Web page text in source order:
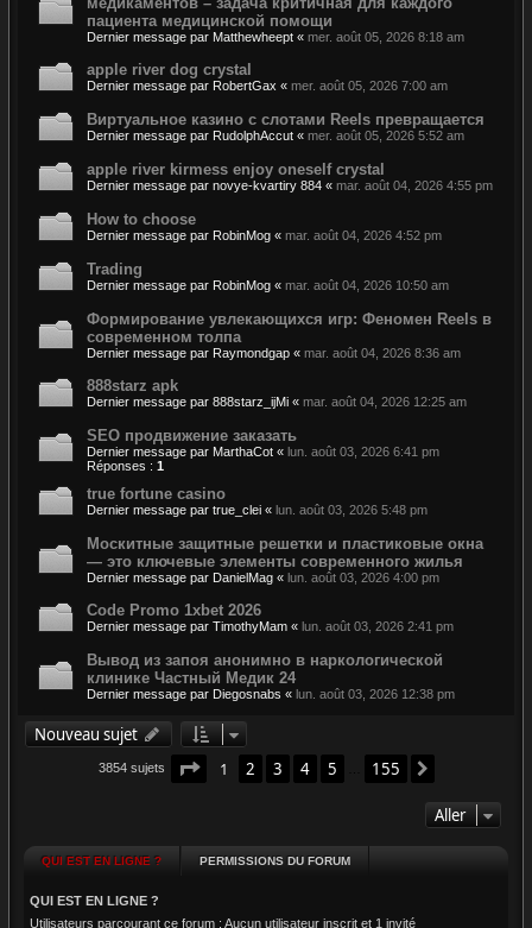
пациента медицинской помощи
Dernier message par Matthewheept « mer. août 05, 2026 8:18 am
apple river dog crystal
Dernier message par RobertGax « mer. août 05, 2026 7:00 am
Виртуальное казино с слотами Reels превращается
Dernier message par RudolphAccut « mer. août 05, 2026 5:52 am
apple river kirmess enjoy oneself crystal
Dernier message par novye-kvartiry 884 « mar. août 04, 2026 4:55 pm
How to choose
Dernier message par RobinMog « mar. août 04, 2026 4:52 pm
Trading
Dernier message par RobinMog « mar. août 04, 2026 10:50 am
Формирование увлекающихся игр: Феномен Reels в
современном толпа
Dernier message par Raymondgap « mar. août 04, 2026 8:36 am
888starz apk
Dernier message par 888starz_ijMi « mar. août 04, 2026 12:25 am
SEO продвижение заказать
Dernier message par MarthaCot « lun. août 03, 2026 6:41 pm
Réponses : 1
true fortune casino
Dernier message par true_clei « lun. août 03, 2026 5:48 pm
Москитные защитные решетки и пластиковые окна
— это ключевые элементы современного жилья
Dernier message par DanielMag « lun. août 03, 2026 4:00 pm
Code Promo 1xbet 2026
Dernier message par TimothyMam « lun. août 03, 2026 2:41 pm
Вывод из запоя анонимно в наркологической
клинике Частный Медик 24
Dernier message par Diegosnabs « lun. août 03, 2026 12:38 pm
Nouveau sujet
3854 sujets Page 1sur155
1 2 3 4 5 155
Aller
QUI EST EN LIGNE ? PERMISSIONS DU FORUM
QUI EST EN LIGNE ?
Utilisateurs parcourant ce forum : Aucun utilisateur inscrit et 1 invité